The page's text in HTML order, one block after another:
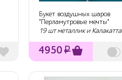
Букет воздушных шаров
"Перламутровые мечты"
19 шт металлик и Калакатта
4950₽